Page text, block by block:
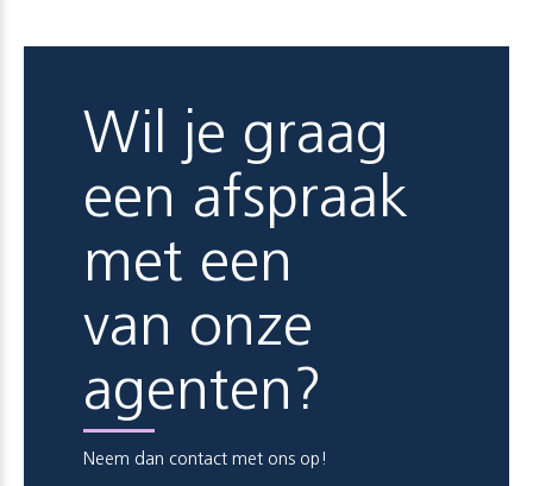
Wil je graag
een afspraak
met een
van onze
agenten?
Neem dan contact met ons op!